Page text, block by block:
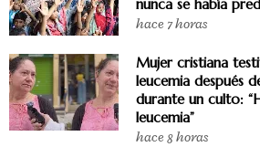
nunca se había
hace 7 horas
Mujer cristiana
leucemia después
durante un culto:
leucemia”
hace 8 horas